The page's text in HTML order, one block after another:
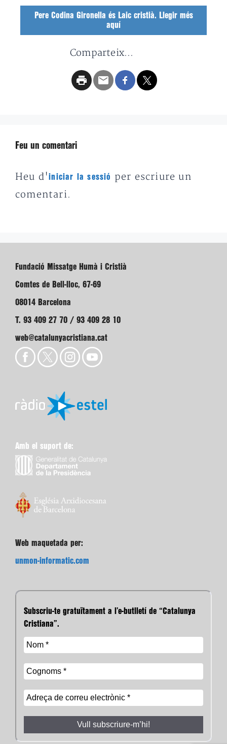
Pere Codina Gironella és Laic cristià. Llegir més
aquí
Comparteix...
Feu un comentari
Heu d'iniciar la sessió
per escriure un
comentari.
Fundació Missatge Humà i Cristià
Comtes de Bell-lloc, 67-69
08014 Barcelona
T. 93 409 27 70 / 93 409 28 10
web@catalunyacristiana.cat
Amb el suport de:
Web maquetada per:
unmon-informatic.com
Subscriu-te gratuïtament a l’e-butlletí de “Catalunya
Cristiana”.